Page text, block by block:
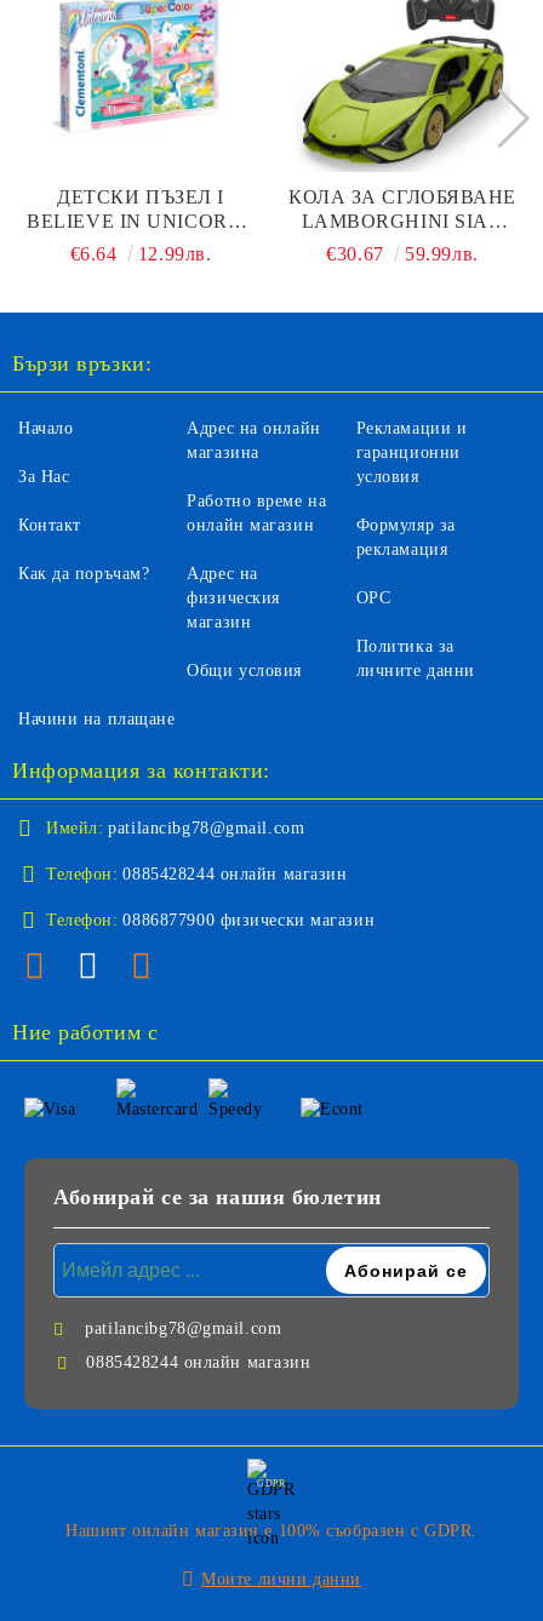
ДЕТСКИ ПЪЗЕЛ I
BELIEVE IN UNICORNS
3X48Ч. CLEMENTONI
€6.64 12.99лв.
КОЛА ЗА СГЛОБЯВАНЕ
LAMBORGHINI SIAN
FKP37 1:18 RASTAR
€30.67 59.99лв.
Бързи връзки:
Начало
За Нас
Контакт
Как да поръчам?
Адрес на онлайн
магазина
Работно време на
онлайн магазин
Адрес на
физическия
магазин
Общи условия
Рекламации и
гаранционни
условия
Формуляр за
рекламация
ОРС
Политика за
личните данни
Начини на плащане
Информация за контакти:
Имейл: patilancibg78@gmail.com
Телефон: 0885428244 онлайн магазин
Телефон: 0886877900 физически магазин
Ние работим с
Абонирай се за нашия бюлетин
patilancibg78@gmail.com
0885428244 онлайн магазин
GDPR
Нашият онлайн магазин е 100% съобразен с GDPR.
Моите лични данни